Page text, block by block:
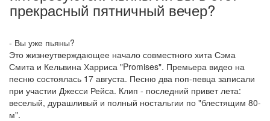
прекрасный пятничный вечер?
- Вы уже пьяны?
Это жизнеутверждающее начало совместного хита Сэма
Смита и Кельвина Харриса "Promises". Премьера видео на
песню состоялась 17 августа. Песню два поп-певца записали
при участии Джесси Рейса. Клип - последний привет лета:
веселый, дурашливый и полный ностальгии по "блестящим 80-
м".